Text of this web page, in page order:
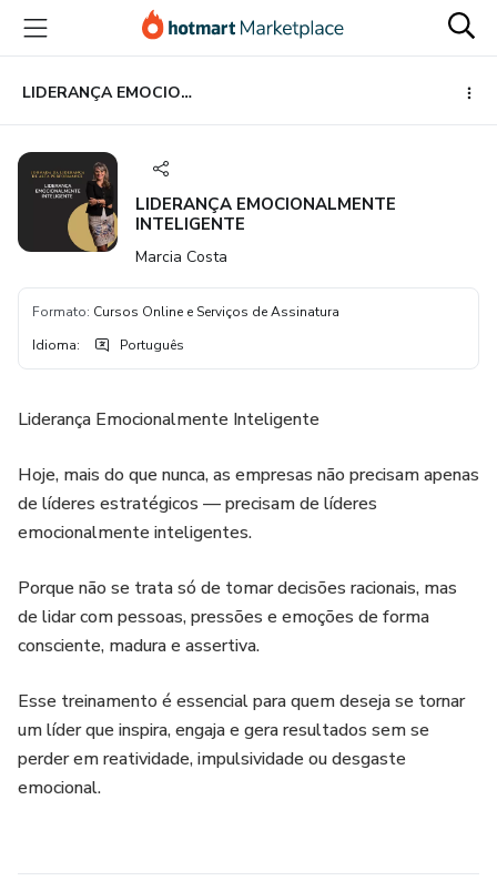
para
conteúdo
principal
para
pagamento
para
rodapé
LIDERANÇA EMOCIONALMENTE INTELIGENTE
LIDERANÇA EMOCIONALMENTE
INTELIGENTE
Marcia Costa
Formato: Cursos Online e Serviços de Assinatura
Idioma: Português
Liderança Emocionalmente Inteligente
Hoje, mais do que nunca, as empresas não precisam apenas
de líderes estratégicos — precisam de líderes
emocionalmente inteligentes.
Porque não se trata só de tomar decisões racionais, mas
de lidar com pessoas, pressões e emoções de forma
consciente, madura e assertiva.
Esse treinamento é essencial para quem deseja se tornar
um líder que inspira, engaja e gera resultados sem se
perder em reatividade, impulsividade ou desgaste
emocional.